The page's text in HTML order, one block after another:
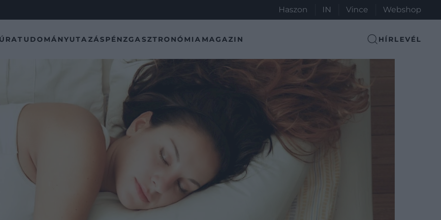
Haszon IN Vince Webshop
TUDOMÁNYUTAZÁSPÉNZGASZTRONÓMIA MAGAZIN HÍRLEVÉL